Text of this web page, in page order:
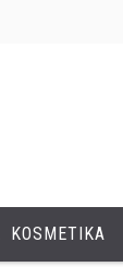
KOSMETIKA